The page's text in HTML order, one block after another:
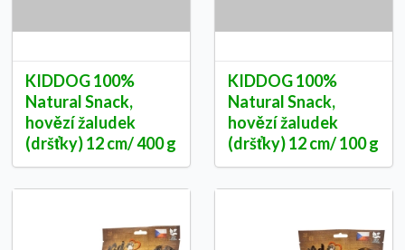
KIDDOG 100%
Natural Snack,
hovězí žaludek
(dršťky) 12 cm/ 400 g
KIDDOG 100%
Natural Snack,
hovězí žaludek
(dršťky) 12 cm/ 100 g